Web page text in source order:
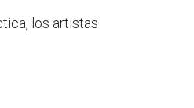
los artistas